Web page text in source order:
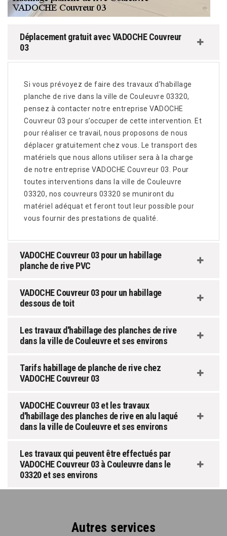
Déplacement gratuit avec VADOCHE Couvreur
03
Si vous prévoyez de faire des travaux d’habillage
planche de rive dans la ville de Couleuvre 03320,
pensez à contacter notre entreprise VADOCHE
Couvreur 03 pour s’occuper de cette intervention. Et
pour réaliser ce travail, nous proposons de nous
déplacer gratuitement chez vous. Le transport des
matériels que nous allons utiliser sera à la charge
de notre entreprise VADOCHE Couvreur 03. Pour
toutes interventions dans la ville de Couleuvre
03320, nos couvreurs 03320 se muniront du
matériel adéquat et feront tout leur possible pour
vous fournir des prestations de qualité.
VADOCHE Couvreur 03 pour un habillage
planche de rive PVC
VADOCHE Couvreur 03 pour un habillage
dessous de toit
Les travaux d'habillage des planches de rive
dans la ville de Couleuvre et ses environs
Tarifs habillage de planche de rive chez
VADOCHE Couvreur 03
VADOCHE Couvreur 03 et les travaux
d'habillage des planches de rive en alu laqué
dans la ville de Couleuvre et ses environs
Les travaux qui peuvent être effectués par
VADOCHE Couvreur 03 à Couleuvre dans le
03320 et ses environs
Autres services